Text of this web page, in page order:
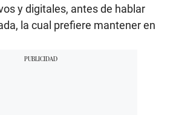
y digitales, antes de hablar
la cual prefiere mantener en